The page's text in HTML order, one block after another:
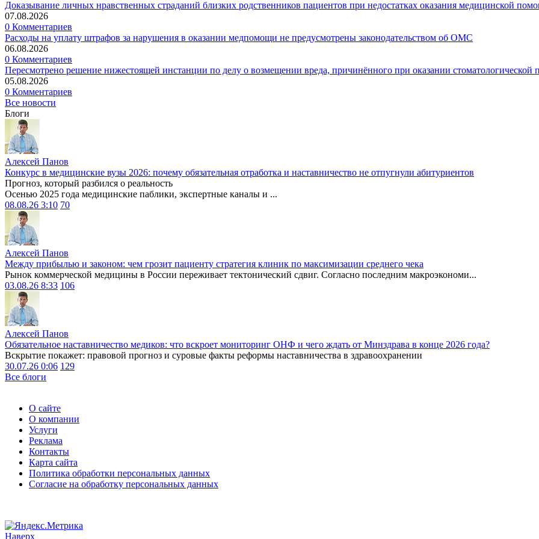
Доказывание личных нравственных страданий близких родственников пациентов при недостатках оказания медицинской
07.08.2026
0 Комментариев
Расходы на уплату штрафов за нарушения в оказании медпомощи не предусмотрены законодательством об ОМС
06.08.2026
0 Комментариев
Пересмотрено решение нижестоящей инстанции по делу о возмещении вреда, причинённого при оказании стоматологической
05.08.2026
0 Комментариев
Все новости
Блоги
Алексей Панов
Конкурс в медицинские вузы 2026: почему обязательная отработка и наставничество не отпугнули абитуриентов
Прогноз, который разбился о реальность
Осенью 2025 года медицинские паблики, экспертные каналы и ...
08.08.26 3:10 70
Алексей Панов
Между прибылью и законом: чем грозит пациенту стратегия клиник по максимизации среднего чека
Рынок коммерческой медицины в России переживает тектонический сдвиг. Согласно последним макроэкономи...
03.08.26 8:33 106
Алексей Панов
Обязательное наставничество медиков: что вскроет мониторинг ОНФ и чего ждать от Минздрава в конце 2026 года?
Вскрытие покажет: правовой прогноз и суровые факты реформы наставничества в здравоохранении
30.07.26 0:06 129
Все блоги
О сайте
О компании
Услуги
Реклама
Контакты
Карта сайта
Политика обработки персональных данных
Согласие на обработку персональных данных
Наверх